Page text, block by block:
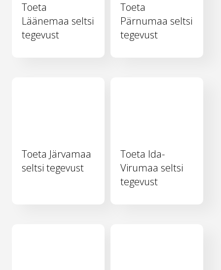
Toeta
Läänemaa seltsi
tegevust
Toeta
Pärnumaa seltsi
tegevust
Toeta Järvamaa
seltsi tegevust
Toeta Ida-
Virumaa seltsi
tegevust